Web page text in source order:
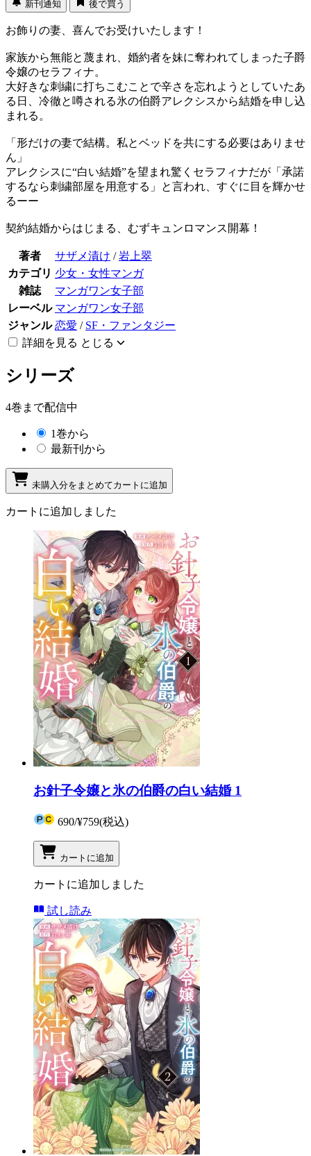
新刊通知 後で買う
お飾りの妻、喜んでお受けいたします！
家族から無能と蔑まれ、婚約者を妹に奪われてしまった子爵
令嬢のセラフィナ。
大好きな刺繍に打ちこむことで辛さを忘れようとしていたあ
る日、冷徹と噂される氷の伯爵アレクシスから結婚を申し込
まれる。
「形だけの妻で結構。私とベッドを共にする必要はありませ
ん」
アレクシスに“白い結婚”を望まれ驚くセラフィナだが「承諾
するなら刺繍部屋を用意する」と言われ、すぐに目を輝かせ
るーー
契約結婚からはじまる、むずキュンロマンス開幕！
著者 サザメ漬け /岩上翠
カテゴリ 少女・女性マンガ
雑誌
マンガワン女子部
レーベル マンガワン女子部
ジャンル 恋愛 / SF・ファンタジー
詳細を見る とじる
シリーズ
4巻まで配信中
1巻から
最新刊から
未購入分をまとめてカートに追加
カートに追加しました
お針子令嬢と氷の伯爵の白い結婚 1
690/¥759(税込)
カートに追加
カートに追加しました
試し読み